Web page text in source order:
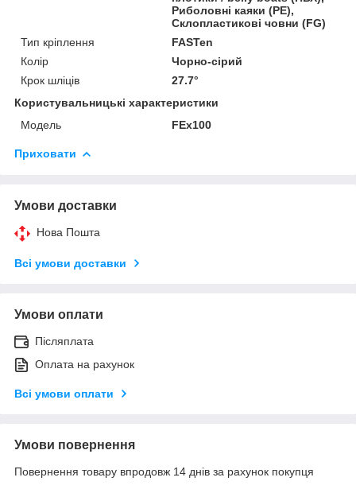
Риболовні каяки (PE),
Склопластикові човни (FG)
Тип кріплення
FASTen
Колір
Чорно-сірий
Крок шліців
27.7°
Користувальницькі характеристики
Мoдель
FEx100
Приховати
Умови доставки
Нова Пошта
Всі умови доставки
Умови оплати
Післяплата
Оплата на рахунок
Всі умови оплати
Умови повернення
Повернення товару впродовж 14 днів за рахунок покупця